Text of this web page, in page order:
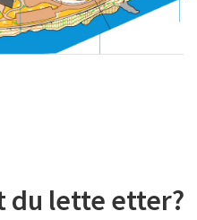
du lette etter?